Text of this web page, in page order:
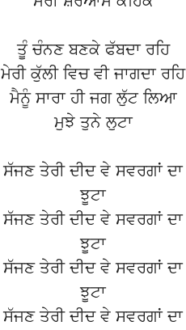
ਤੂੰ ਚੰਨਣ ਬਣਕੇ ਫੱਬਦਾ ਰਹਿ
ਮੇਰੀ ਕੁੱਲੀ ਵਿਚ ਵੀ ਜਾਗਦਾ ਰਹਿ
ਮੈਨੂੰ ਸਾਰਾ ਹੀ ਜਗ ਲੁੱਟ ਲਿਆ
ਮੁਝੇ ਤੁਨੇ ਲੁਟਾ
ਸੱਜਣ ਤੇਰੀ ਦੀਦ ਵੇ ਸਵਰਗਾਂ ਦਾ
ਝੂਟਾ
ਸੱਜਣ ਤੇਰੀ ਦੀਦ ਵੇ ਸਵਰਗਾਂ ਦਾ
ਝੂਟਾ
ਸੱਜਣ ਤੇਰੀ ਦੀਦ ਵੇ ਸਵਰਗਾਂ ਦਾ
ਝੂਟਾ
ਸੱਜਣ ਤੇਰੀ ਦੀਦ ਵੇ ਸਵਰਗਾਂ ਦਾ